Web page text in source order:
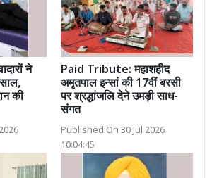
ने
की
Paid Tribute: महाशहीद
अमृतपाल इन्सां की 17वीं बरसी
पर श्रद्धांजलि देने उमड़ी साध-
संगत
Published On 30 Jul 2026
10:04:45